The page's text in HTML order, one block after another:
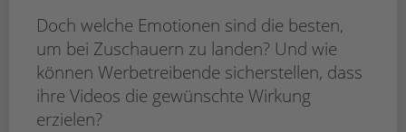
Doch welche Emotionen sind die besten,
um bei Zuschauern zu landen? Und wie
können Werbetreibende sicherstellen, dass
ihre Videos die gewünschte Wirkung
erzielen?